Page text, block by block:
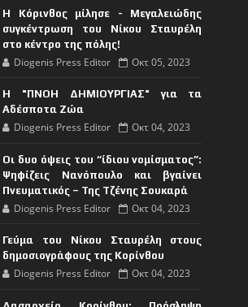
Η Κόρινθος μίλησε - Μεγαλειώδης
συγκέντρωση του Νίκου Σταυρέλη
στο κέντρο της πόλης!
Diogenis Press Editor Οκτ 05, 2023
Η "ΠΝΟΗ ΔΗΜΙΟΥΡΓΙΑΣ" για τα
Αδέσποτα Ζώα
Diogenis Press Editor Οκτ 04, 2023
Οι δυο όψεις του “ίδιου νομίσματος”:
Ψηφίζεις Νανόπουλο και βγαίνει
Πνευματικός – Της Τζένης Σουκαρά
Diogenis Press Editor Οκτ 04, 2023
Γεύμα του Νίκου Σταυρέλη στους
δημοσιογράφους της Κορίνθου
Diogenis Press Editor Οκτ 04, 2023